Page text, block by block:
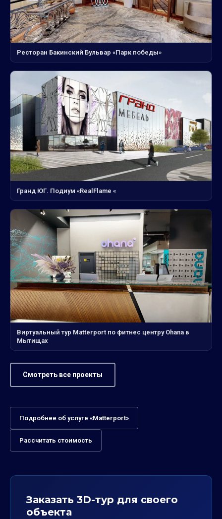
Ресторан Бакинский Бульвар «Парк победы»
Гранд ЮГ. Подиум «RealFlame «
Виртуальный тур Matterport по фитнес центру Ohana в
Мытищах
Смотреть все проекты
Подробнее об услуге «Matterport»
Рассчитать стоимость
Заказать 3D-тур для своего
объекта